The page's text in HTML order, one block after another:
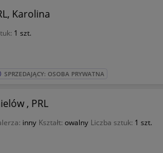
Karolina
1 szt.
SPRZEDAJĄCY: OSOBA PRYWATNA
, PRL
inny Kształt: owalny Liczba sztuk: 1 szt.